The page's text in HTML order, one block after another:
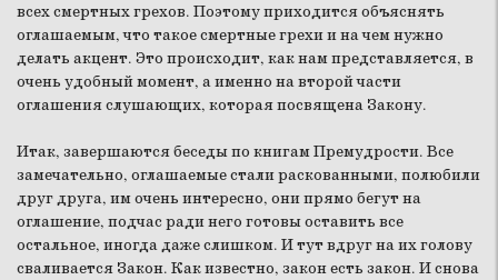
всех смертных грехов. Поэтому приходится объяснять
оглашаемым, что такое смертные грехи и на чем нужно
делать акцент. Это происходит, как нам представляется, в
очень удобный момент, а именно на второй части
оглашения слушающих, которая посвящена Закону.
Итак, завершаются беседы по книгам Премудрости. Все
замечательно, оглашаемые стали раскованными, полюбили
друг друга, им очень интересно, они прямо бегут на
оглашение, подчас ради него готовы оставить все
остальное, иногда даже слишком. И тут вдруг на их голову
сваливается Закон. Как известно, закон есть закон. И снова